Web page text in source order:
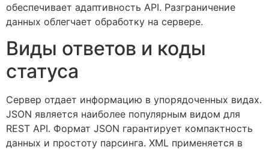
обеспечивает адаптивность API. Разграничение
данных облегчает обработку на сервере.
Виды ответов и коды
статуса
Сервер отдает информацию в упорядоченных видах.
JSON является наиболее популярным видом для
REST API. Формат JSON гарантирует компактность
данных и простоту парсинга. XML применяется в